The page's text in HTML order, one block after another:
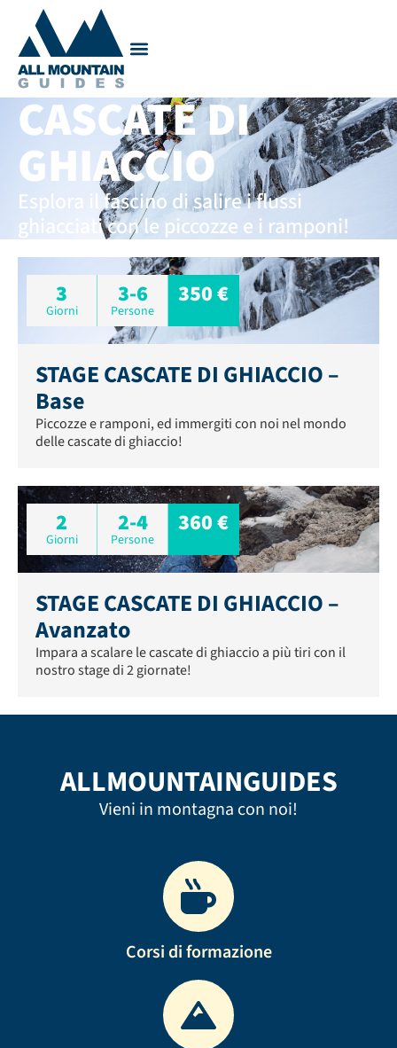
CASCATE DI
GHIACCIO
Esplora il fascino di salire i flussi
ghiacciati con le piccozze e i ramponi!
3
Giorni
3-6
Persone
350 €
STAGE CASCATE DI GHIACCIO –
Base
Piccozze e ramponi, ed immergiti con noi nel mondo
delle cascate di ghiaccio!
2
Giorni
2-4
Persone
360 €
STAGE CASCATE DI GHIACCIO –
Avanzato
Impara a scalare le cascate di ghiaccio a più tiri con il
nostro stage di 2 giornate!
ALLMOUNTAINGUIDES
Vieni in montagna con noi!
Corsi di formazione